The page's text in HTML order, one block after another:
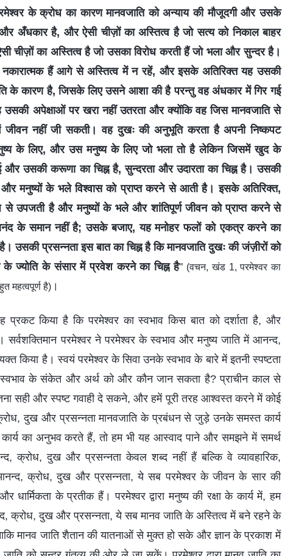
के क्रोध का कारण मानवजाति को अन्याय की मौजूदगी और उसके
अँधकार है, और ऐसी चीज़ों का अस्तित्व है जो सत्य को निकाल बाहर
चीज़ों का अस्तित्व है जो उसका विरोध करती हैं जो भला और सुन्दर है।
नकारात्मक हैं आगे से अस्तित्व में न रहें, और इसके अतिरिक्त यह उसकी
के कारण है, जिसके लिए उसने आशा की है परन्तु वह अंधकार में गिर गई
उसकी अपेक्षाओं पर खरा नहीं उतरता और क्योंकि वह जिस मानवजाति से
जीवन नहीं जी सकती। वह दुखः की अनुभूति करता है अपनी निष्कपट
मनुष्य के लिए, और उस मनुष्य के लिए जो भला तो है लेकिन जिसमें खुद के
उसकी करूणा का चिह्न है, सुन्दरता और उदारता का चिह्न है। उसकी
मनुष्यों के भले विश्वास को प्राप्त करने से आती है। इसके अतिरिक्त,
उपजती है और मनुष्यों के भले और शांतिपूर्ण जीवन को प्राप्त करने से
के समान नहीं है; उसके बजाए, यह मनोहर फलों को एकत्र करने का
प्रसन्नता इस बात का चिह्न है कि मानवजाति दुखः की जंज़ीरों को
ज्योति के संसार में प्रवेश करने का चिह्न है" (वचन, खंड 1, परमेश्वर का
महत्वपूर्ण है) ।
प्रकट किया है कि परमेश्वर का स्वभाव किस बात को दर्शाता है, और
परमेश्वर ने परमेश्वर के स्वभाव और मनुष्य जाति में आनन्द,
किया है। स्वयं परमेश्वर के सिवा उनके स्वभाव के बारे में इतनी स्पष्टता
के संकेत और अर्थ को और कौन जान सकता है? प्राचीन काल से
सही और स्पष्ट गवाही दे सकने, और हमें पूरी तरह आश्वस्त करने में कोई
दुख और प्रसन्नता मानवजाति के प्रबंधन से जुड़े उनके समस्त कार्य
का अनुभव करते हैं, तो हम भी यह आस्वाद पाने और समझने में समर्थ
क्रोध, दुख और प्रसन्नता केवल शब्द नहीं हैं बल्कि वे व्यावहारिक,
क्रोध, दुख और प्रसन्नता, ये सब परमेश्वर के जीवन के सार की
धार्मिकता के प्रतीक हैं। परमेश्वर द्वारा मनुष्य की रक्षा के कार्य में, हम
क्रोध, दुख और प्रसन्नता, ये सब मानव जाति के अस्तित्व में बने रहने के
मानव जाति शैतान की यातनाओं से मुक्त हो सके और ज्ञान के प्रकाश में